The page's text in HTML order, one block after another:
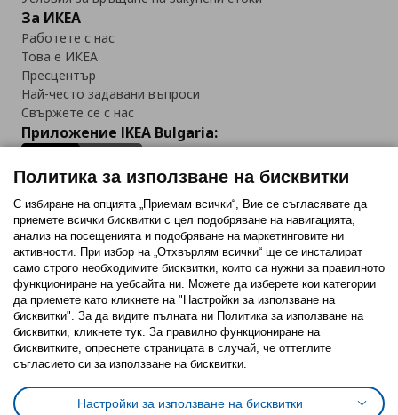
За ИКЕА
Работете с нас
Това е ИКЕА
Пресцентър
Най-често задавани въпроси
Свържете се с нас
Приложение IKEA Bulgaria:
Последвайте ни:
FacebookTwitterYoutubePinterestInstagram
Политика за използване на бисквитки (Cookies)
Избор на настройки за използване на бисквитки
Условия за ползване на ikea.bgОбща политика за личните данни
Политика за използване на бисквитки
С избиране на опцията „Приемам всички“, Вие се съгласявате да
приемете всички бисквитки с цел подобряване на навигацията,
анализ на посещенията и подобряване на маркетинговите ни
активности. При избор на „Отхвърлям всички“ ще се инсталират
само строго необходимитe бисквитки, които са нужни за правилното
функциониране на уебсайта ни. Можете да изберете кои категории
да приемете като кликнете на "Настройки за използване на
бисквитки". За да видите пълната ни Политика за използване на
бисквитки, кликнете тук. За правилно функциониране на
бисквитките, опреснете страницата в случай, че оттеглите
съгласието си за използване на бисквитки.
Настройки за използване на бисквитки